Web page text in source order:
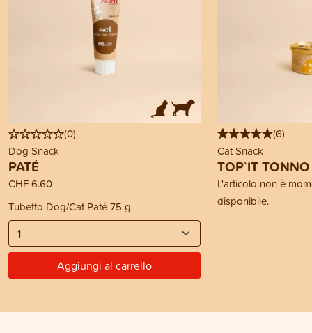
(0)
Dog Snack
PATÉ
CHF 6.60
Tubetto Dog/Cat Paté 75 g
Aggiungi al carrello
(6)
Cat Snack
TOP`IT TONNO
L'articolo non è
disponibile.